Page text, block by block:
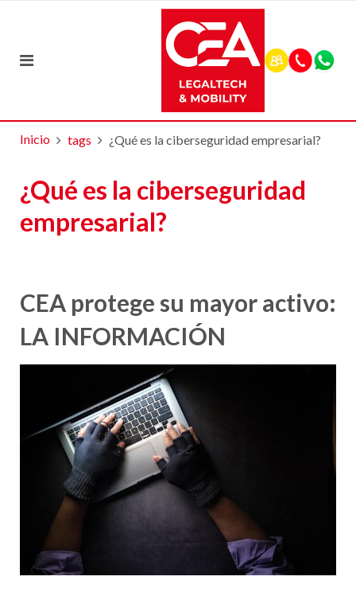
Inicio tags ¿Qué es la ciberseguridad empresarial?
¿Qué es la ciberseguridad
empresarial?
CEA protege su mayor activo:
LA INFORMACIÓN